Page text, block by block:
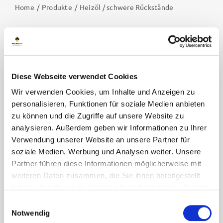
Diese Webseite verwendet Cookies
Wir verwenden Cookies, um Inhalte und Anzeigen zu
personalisieren, Funktionen für soziale Medien anbieten
zu können und die Zugriffe auf unsere Website zu
analysieren. Außerdem geben wir Informationen zu Ihrer
Verwendung unserer Website an unsere Partner für
soziale Medien, Werbung und Analysen weiter. Unsere
Partner führen diese Informationen möglicherweise mit
weiteren Daten zusammen, die Sie ihnen bereitgestellt
Cookies, wenn Sie unsere Webseite weiterhin nutzen.
Notwendig
Home Produkte Heizöl / schwere Rückstände
Die Rosneft Deutschland GmbH bietet Heizöl und
andere schwere Rückstandsöle, die als
Bunkerkraftstoff sowie als Blendkomponente in der
maritimen Industrie sowie im Kraftwerk verwendet
werden können, an.
Unser Unternehmen liefert Heizöl und schwere
Rückstände an wichtige Seehafenterminals in
Deutschland, Belgien und den Niederlanden.
E-Mail:hfo@rosneft.de